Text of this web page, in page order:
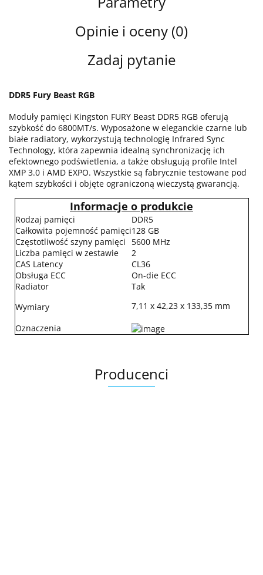
Opinie i oceny (0)
Zadaj pytanie
DDR5 Fury Beast RGB
Moduły pamięci Kingston FURY Beast DDR5 RGB oferują
szybkość do 6800MT/s. Wyposażone w eleganckie czarne lub
białe radiatory, wykorzystują technologię Infrared Sync
Technology, która zapewnia idealną synchronizację ich
efektownego podświetlenia, a także obsługują profile Intel
XMP 3.0 i AMD EXPO. Wszystkie są fabrycznie testowane pod
kątem szybkości i objęte ograniczoną wieczystą gwarancją.
Informacje o produkcie
Rodzaj pamięci
DDR5
Całkowita pojemność pamięci128 GB
Częstotliwość szyny pamięci
5600 MHz
Liczba pamięci w zestawie
2
CAS Latency
CL36
Obsługa ECC
On-die ECC
Radiator
Tak
Wymiary
7,11 x 42,23 x 133,35 mm
Oznaczenia
Producenci